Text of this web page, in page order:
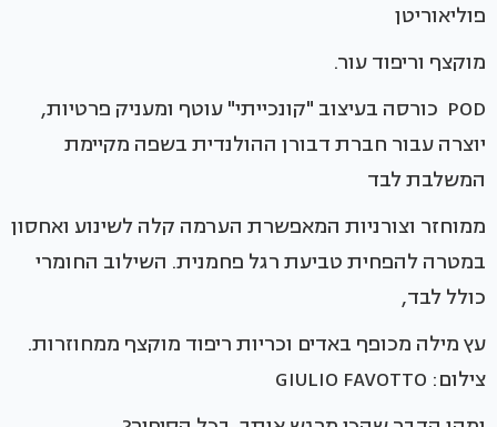
פוליאוריטן
מוקצף וריפוד עור.
POD כורסה בעיצוב "קונכייתי" עוטף ומעניק פרטיות,
יוצרה עבור חברת דבורן ההולנדית בשפה מקיימת
המשלבת לבד
ממוחזר וצורניות המאפשרת הערמה קלה לשינוע ואחסון
במטרה להפחית טביעת רגל פחמנית. השילוב החומרי
כולל לבד,
עץ מילה מכופף באדים וכריות ריפוד מוקצף ממחוזרות.
צילום: GIULIO FAVOTTO